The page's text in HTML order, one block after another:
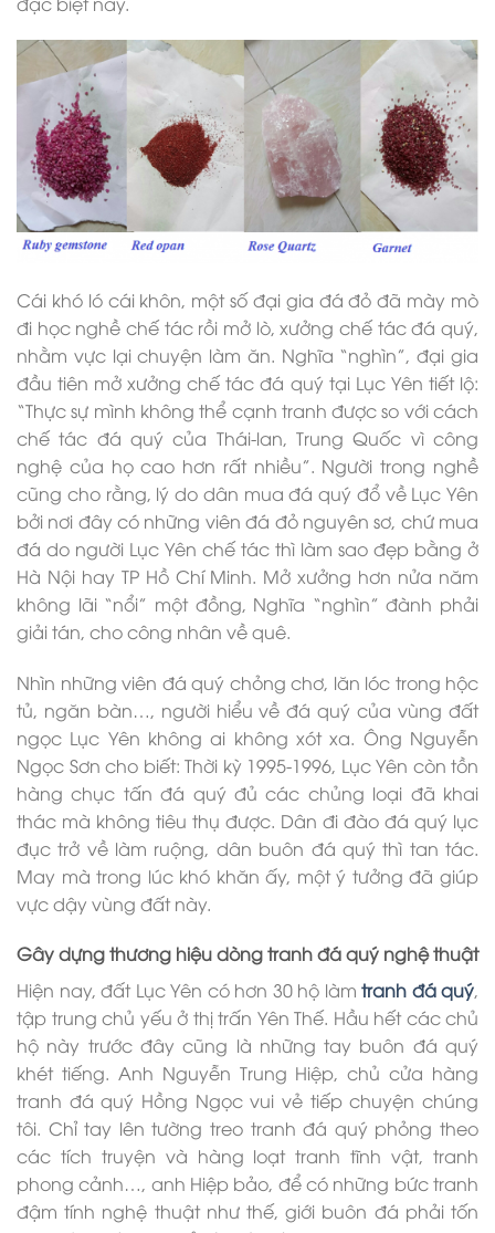
Cái khó ló cái khôn, một số đại gia đá đỏ đã mày mò
đi học nghề chế tác rồi mở lò, xưởng chế tác đá quý,
nhằm vực lại chuyện làm ăn. Nghĩa “nghìn”, đại gia
đầu tiên mở xưởng chế tác đá quý tại Lục Yên tiết lộ:
“Thực sự mình không thể cạnh tranh được so với cách
chế tác đá quý của Thái-lan, Trung Quốc vì công
nghệ của họ cao hơn rất nhiều”. Người trong nghề
cũng cho rằng, lý do dân mua đá quý đổ về Lục Yên
bởi nơi đây có những viên đá đỏ nguyên sơ, chứ mua
đá do người Lục Yên chế tác thì làm sao đẹp bằng ở
Hà Nội hay TP Hồ Chí Minh. Mở xưởng hơn nửa năm
không lãi “nổi” một đồng, Nghĩa “nghìn” đành phải
giải tán, cho công nhân về quê.
Nhìn những viên đá quý chỏng chơ, lăn lóc trong hộc
tủ, ngăn bàn…, người hiểu về đá quý của vùng đất
ngọc Lục Yên không ai không xót xa. Ông Nguyễn
Ngọc Sơn cho biết: Thời kỳ 1995-1996, Lục Yên còn tồn
hàng chục tấn đá quý đủ các chủng loại đã khai
thác mà không tiêu thụ được. Dân đi đào đá quý lục
đục trở về làm ruộng, dân buôn đá quý thì tan tác.
May mà trong lúc khó khăn ấy, một ý tưởng đã giúp
vực dậy vùng đất này.
Gây dựng thương hiệu dòng tranh đá quý nghệ thuật
Hiện nay, đất Lục Yên có hơn 30 hộ làm tranh đá quý,
tập trung chủ yếu ở thị trấn Yên Thế. Hầu hết các chủ
hộ này trước đây cũng là những tay buôn đá quý
khét tiếng. Anh Nguyễn Trung Hiệp, chủ cửa hàng
tranh đá quý Hồng Ngọc vui vẻ tiếp chuyện chúng
tôi. Chỉ tay lên tường treo tranh đá quý phỏng theo
các tích truyện và hàng loạt tranh tĩnh vật, tranh
phong cảnh…, anh Hiệp bảo, để có những bức tranh
đậm tính nghệ thuật như thế, giới buôn đá phải tốn